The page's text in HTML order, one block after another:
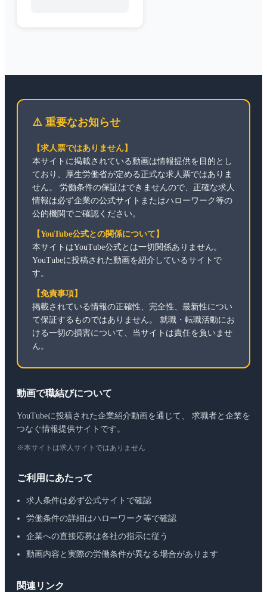
⚠️ 重要なお知らせ
【求人票ではありません】
本サイトに掲載されている動画は情報提供を目的とし
ており、厚生労働省が定める正式な求人票ではありま
せん。 労働条件の保証はできませんので、正確な求人
情報は必ず企業の公式サイトまたはハローワーク等の
公的機関でご確認ください。
【YouTube公式との関係について】
本サイトはYouTube公式とは一切関係ありません。
YouTubeに投稿された動画を紹介しているサイトで
す。
【免責事項】
掲載されている情報の正確性、完全性、最新性につい
て保証するものではありません。 就職・転職活動にお
ける一切の損害について、当サイトは責任を負いませ
ん。
動画で職結びについて
YouTubeに投稿された企業紹介動画を通じて、 求職者と企業を
つなぐ情報提供サイトです。
※本サイトは求人サイトではありません
ご利用にあたって
求人条件は必ず公式サイトで確認
労働条件の詳細はハローワーク等で確認
企業への直接応募は各社の指示に従う
動画内容と実際の労働条件が異なる場合があります
関連リンク